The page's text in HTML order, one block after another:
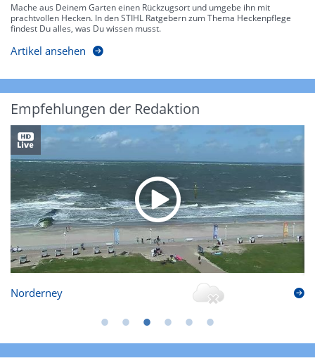
Mache aus Deinem Garten einen Rückzugsort und umgebe ihn mit
prachtvollen Hecken. In den STIHL Ratgebern zum Thema Heckenpflege
findest Du alles, was Du wissen musst.
Artikel ansehen
Empfehlungen der Redaktion
Norderney